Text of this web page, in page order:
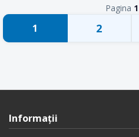
Pagina 1
1 2
Informaţii